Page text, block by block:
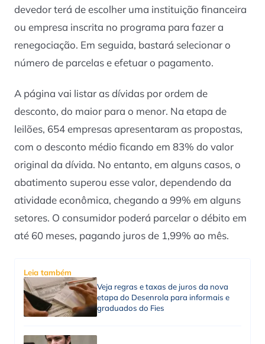
devedor terá de escolher uma instituição financeira
ou empresa inscrita no programa para fazer a
renegociação. Em seguida, bastará selecionar o
número de parcelas e efetuar o pagamento.
A página vai listar as dívidas por ordem de
desconto, do maior para o menor. Na etapa de
leilões, 654 empresas apresentaram as propostas,
com o desconto médio ficando em 83% do valor
original da dívida. No entanto, em alguns casos, o
abatimento superou esse valor, dependendo da
atividade econômica, chegando a 99% em alguns
setores. O consumidor poderá parcelar o débito em
até 60 meses, pagando juros de 1,99% ao mês.
Leia também
Veja regras e taxas de juros da nova
etapa do Desenrola para informais e
graduados do Fies